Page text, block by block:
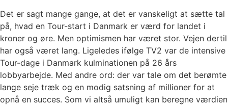
Det er sagt mange gange, at det er vanskeligt at sætte tal
på, hvad en Tour-start i Danmark er værd for landet i
kroner og øre. Men optimismen har været stor. Vejen dertil
har også været lang. Ligeledes ifølge TV2 var de intensive
Tour-dage i Danmark kulminationen på 26 års
lobbyarbejde. Med andre ord: der var tale om det berømte
lange seje træk og en modig satsning af millioner for at
opnå en succes. Som vi altså umuligt kan beregne værdien